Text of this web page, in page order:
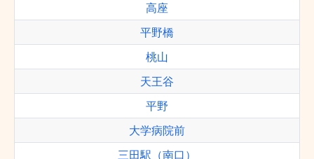
高座
平野橋
桃山
天王谷
平野
大学病院前
三田駅（南口）